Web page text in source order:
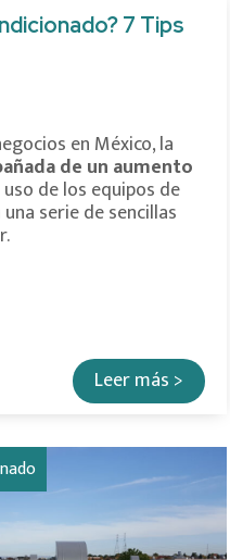
7 Tips
en México, la
de un aumento
de los equipos de
serie de sencillas
Leer más >